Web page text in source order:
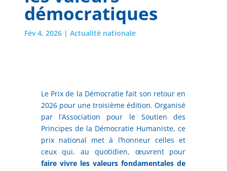
démocratiques
Fév 4, 2026| Actualité nationale
Le Prix de la Démocratie fait son retour en
2026 pour une troisième édition. Organisé
par l’Association pour le Soutien des
Principes de la Démocratie Humaniste, ce
prix national met à l’honneur celles et
ceux qui, au quotidien, œuvrent pour
faire vivre les valeurs fondamentales de